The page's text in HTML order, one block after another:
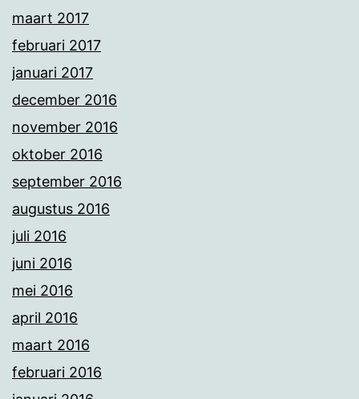
maart 2017
februari 2017
januari 2017
december 2016
november 2016
oktober 2016
september 2016
augustus 2016
juli 2016
juni 2016
mei 2016
april 2016
maart 2016
februari 2016